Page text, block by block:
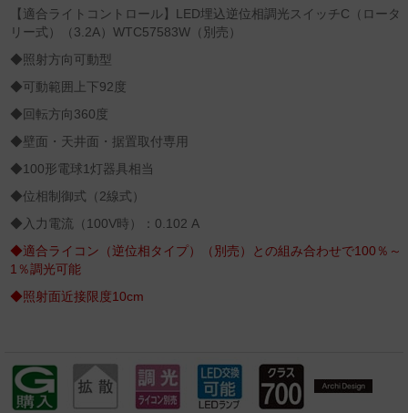
【適合ライトコントロール】LED埋込逆位相調光スイッチC（ロータ
リー式）（3.2A）WTC57583W（別売）
◆照射方向可動型
◆可動範囲上下92度
◆回転方向360度
◆壁面・天井面・据置取付専用
◆100形電球1灯器具相当
◆位相制御式（2線式）
◆入力電流（100V時）：0.102 A
◆適合ライコン（逆位相タイプ）（別売）との組み合わせで100％～
1％調光可能
◆照射面近接限度10cm